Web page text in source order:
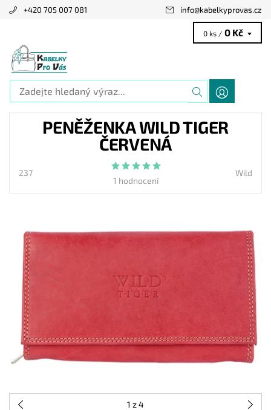
+420 705 007 081 info@kabelkyprovas.cz
0 ks / 0 Kč
PENĚŽENKA WILD TIGER
ČERVENÁ
237
1 hodnocení
Wild
1 z 4